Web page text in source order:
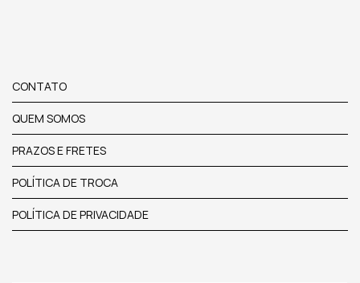
CONTATO
QUEM SOMOS
PRAZOS E FRETES
POLÍTICA DE TROCA
POLÍTICA DE PRIVACIDADE